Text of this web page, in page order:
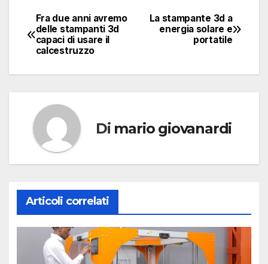
Navigazione
articoli
La stampante 3d a
energia solare e
portatile
Fra due anni avremo
delle stampanti 3d
capaci di usare il
calcestruzzo
Di mario giovanardi
Articoli correlati